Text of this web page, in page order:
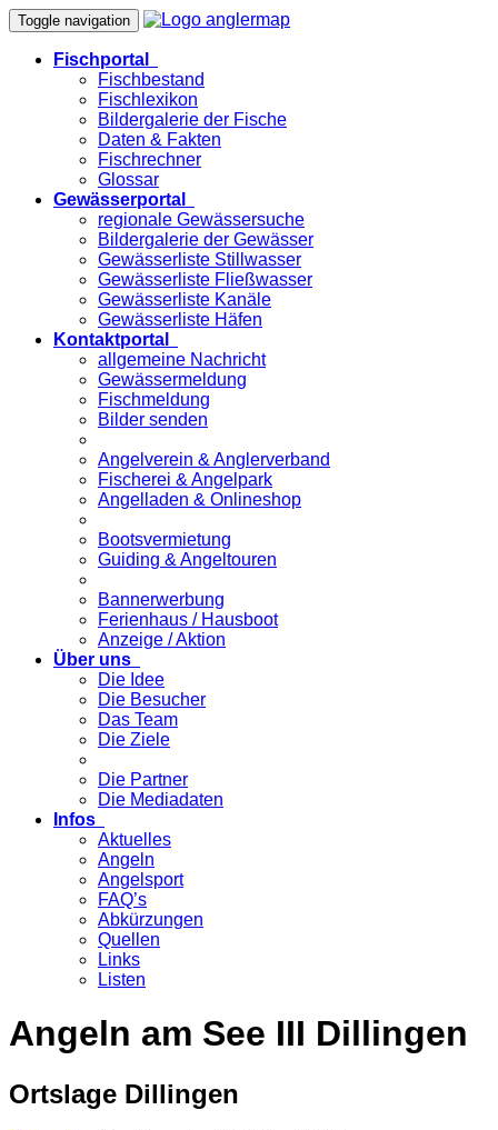
Toggle navigation
Fischportal
Fischbestand
Fischlexikon
Bildergalerie der Fische
Daten & Fakten
Fischrechner
Glossar
Gewässerportal
regionale Gewässersuche
Bildergalerie der Gewässer
Gewässerliste Stillwasser
Gewässerliste Fließwasser
Gewässerliste Kanäle
Gewässerliste Häfen
Kontaktportal
allgemeine Nachricht
Gewässermeldung
Fischmeldung
Bilder senden
Angelverein & Anglerverband
Fischerei & Angelpark
Angelladen & Onlineshop
Bootsvermietung
Guiding & Angeltouren
Bannerwerbung
Ferienhaus / Hausboot
Anzeige / Aktion
Über uns
Die Idee
Die Besucher
Das Team
Die Ziele
Die Partner
Die Mediadaten
Infos
Aktuelles
Angeln
Angelsport
FAQ’s
Abkürzungen
Quellen
Links
Listen
Angeln am See III Dillingen
Ortslage Dillingen